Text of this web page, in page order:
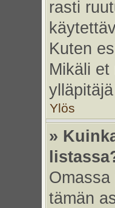
rasti
Kuten
Mikäli
Ylös
»
tämän